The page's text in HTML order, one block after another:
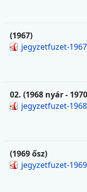
(1967)
jegyzetfuzet-
02. (1968 nyár -
jegyzetfuzet-
(1969 ősz)
jegyzetfuzet-